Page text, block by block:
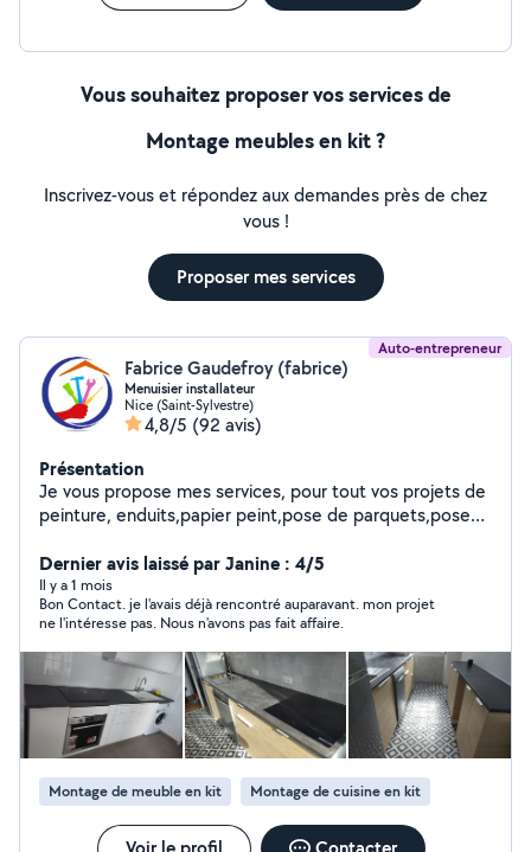
Vous souhaitez proposer vos services de
Montage meubles en kit ?
Inscrivez-vous et répondez aux demandes près de chez
vous !
Proposer mes services
Auto-entrepreneur
Fabrice Gaudefroy (fabrice)
Menuisier installateur
Nice (Saint-Sylvestre)
4,8/5 (92 avis)
Présentation
Je vous propose mes services, pour tout vos projets de
peinture, enduits,papier peint,pose de parquets,pose
écoute, afin de vous satisfaire. Soucieux de vos
attentes je vous garantis un chantier propre grâce a la
mise en place de protections, j'intervient avec du
matériels professionnel, mes ponceuses et scies sont
brancher sur des aspirateurs. conscient que je suis
souvent le dernier a intervenir sur votre projet, j'apporte
un soin particulier de la mise en œuvre jusqu'aux
finitions. Je reste a votre entière disposition pour tout
renseignement Vous satisfaire est mon exigence .. .
Dernier avis laissé par Janine : 4/5
Il y a 1 mois
Bon Contact. je l'avais déjà rencontré auparavant. mon projet
ne l'intéresse pas. Nous n'avons pas fait affaire.
Montage de meuble en kit Montage de cuisine en kit